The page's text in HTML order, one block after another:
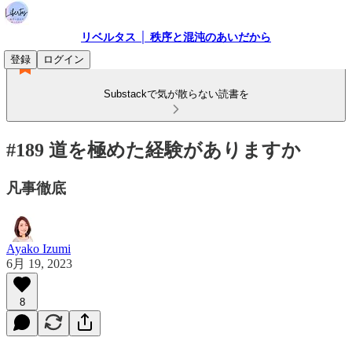
リベルタス │ 秩序と混沌のあいだから
登録
ログイン
Substackで気が散らない読書を
#189 道を極めた経験がありますか
凡事徹底
Ayako Izumi
6月 19, 2023
8